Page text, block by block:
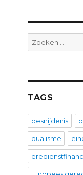
Zoeken
naar:
TAGS
besnijdenis
dualisme